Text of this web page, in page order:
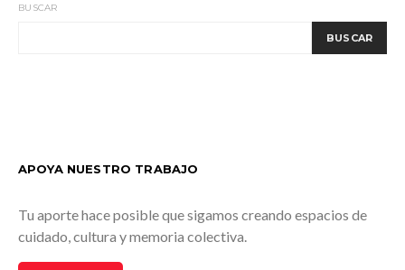
BUSCAR
BUSCAR
APOYA NUESTRO TRABAJO
Tu aporte hace posible que sigamos creando espacios de
cuidado, cultura y memoria colectiva.